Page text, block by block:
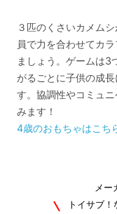
３匹のくさいカメム
員で力を合わせてカ
ましょう。ゲームは3
がるごとに子供の成
す。協調性やコミュ
みます！
4歳のおもちゃはこち
メー
トイサブ